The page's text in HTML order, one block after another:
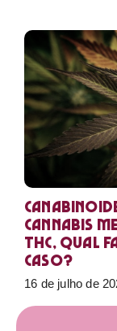
cannabis
THC, qual
caso?
16 de julho de